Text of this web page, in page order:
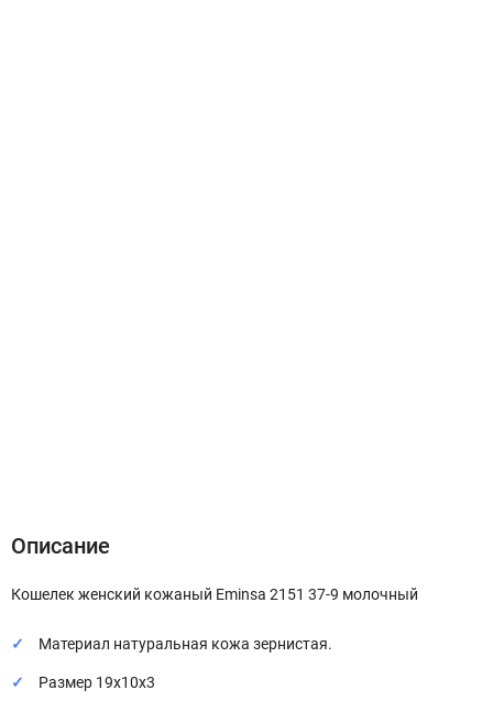
Описание
Кошелек женский кожаный Eminsa 2151 37-9 молочный
Материал натуральная кожа зернистая.
Размер 19х10х3